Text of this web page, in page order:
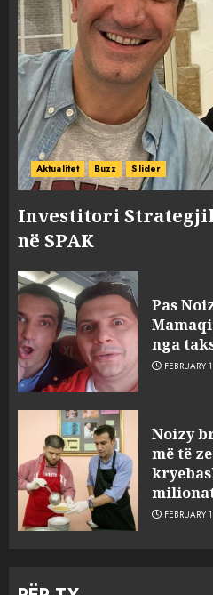
Aktualitet Buzz Slider
Investitori
në SPAK
Pas
nga
FEBRUARY
Noizy
më të
FEBRUARY
3
ngjarja
MARCH 25,